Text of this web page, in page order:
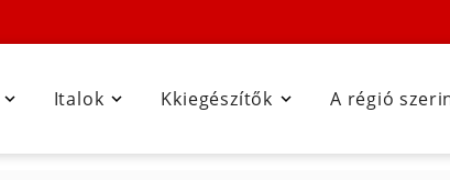
 
Italok 
Kkiegészítők A régió